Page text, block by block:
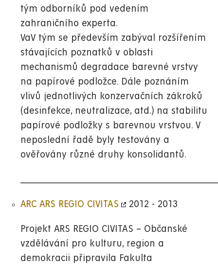
tým odborníků pod vedením
zahraničního experta.
VaV tým se především zabýval rozšířením
stávajících poznatků v oblasti
mechanismů degradace barevné vrstvy
na papírové podložce. Dále poznáním
vlivů jednotlivých konzervačních zákroků
(desinfekce, neutralizace, atd.) na stabilitu
papírové podložky s barevnou vrstvou. V
neposlední řadě byly testovány a
ověřovány různé druhy konsolidantů.
ARC ARS REGIO CIVITAS 2012 - 2013
Projekt ARS REGIO CIVITAS – Občanské
vzdělávání pro kulturu, region a
demokracii připravila Fakulta